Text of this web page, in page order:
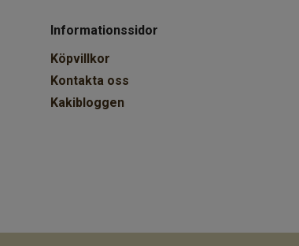
Informationssidor
Köpvillkor
Kontakta oss
Kakibloggen